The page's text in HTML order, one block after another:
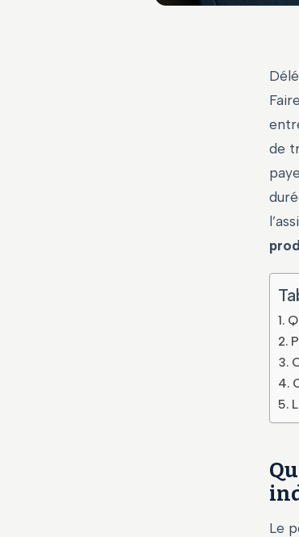
de
Le